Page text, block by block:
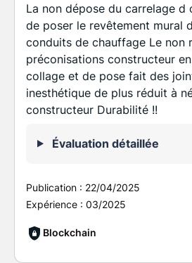
La non dépose du carrelage d
de poser le revêtement mural
conduits de chauffage Le non
préconisations constructeur
collage et de pose fait des
inesthétique de plus réduit à
constructeur Durabilité !!
Évaluation détaillée
Publication : 22/04/2025
Expérience : 03/2025
Blockchain